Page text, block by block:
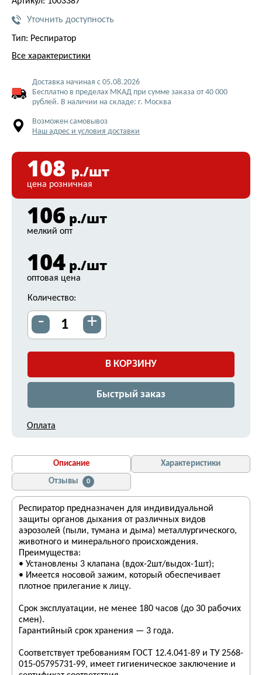
Уточнить доступность
Тип: Респиратор
Все характеристики
Доставка начиная с 05.08.2026
Бесплатно в пределах МКАД при сумме заказа от 40 000
рублей. В наличии на складе: г. Москва
Возможен самовывоз
Наш адрес и условия доставки
108 р./шт
цена розничная
106 р./шт
мелкий опт
104 р./шт
оптовая цена
Количество:
- +
В КОРЗИНУ
Быстрый заказ
Оплата
Описание
Характеристики
Отзывы
0
Респиратор предназначен для индивидуальной
защиты органов дыхания от различных видов
аэрозолей (пыли, тумана и дыма) металлургического,
животного и минерального происхождения.
Преимущества:
• Установлены 3 клапана (вдох-2шт/выдох-1шт);
• Имеется носовой зажим, который обеспечивает
плотное прилегание к лицу.
Срок эксплуатации, не менее 180 часов (до 30 рабочих
смен).
Гарантийный срок хранения — 3 года.
Соответствует требованиям ГОСТ 12.4.041-89 и ТУ 2568-
015-05795731-99, имеет гигиеническое заключение и